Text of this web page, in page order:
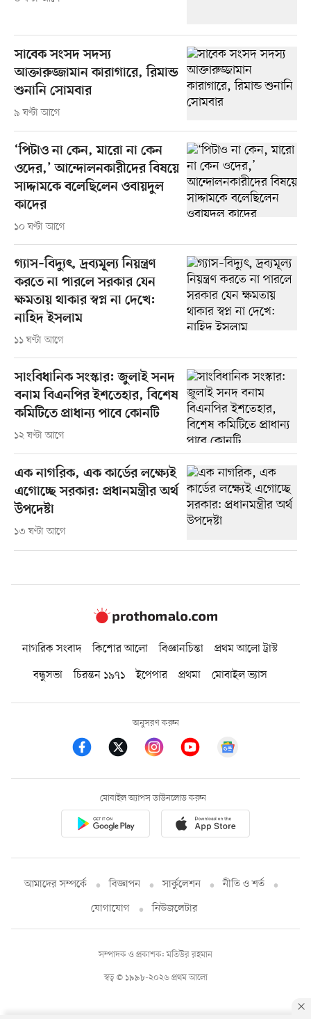
সাবেক সংসদ সদস্য
আক্তারুজ্জামান কারাগারে, রিমান্ড
শুনানি সোমবার
৯ ঘণ্টা আগে
‘পিটাও না কেন, মারো না কেন
ওদের,’ আন্দোলনকারীদের বিষয়ে
সাদ্দামকে বলেছিলেন ওবায়দুল
কাদের
১০ ঘণ্টা আগে
গ্যাস–বিদ্যুৎ, দ্রব্যমূল্য নিয়ন্ত্রণ
করতে না পারলে সরকার যেন
ক্ষমতায় থাকার স্বপ্ন না দেখে:
নাহিদ ইসলাম
১১ ঘণ্টা আগে
সাংবিধানিক সংস্কার: জুলাই সনদ
বনাম বিএনপির ইশতেহার, বিশেষ
কমিটিতে প্রাধান্য পাবে কোনটি
১২ ঘণ্টা আগে
এক নাগরিক, এক কার্ডের লক্ষ্যেই
এগোচ্ছে সরকার: প্রধানমন্ত্রীর অর্থ
উপদেষ্টা
১৩ ঘণ্টা আগে
নাগরিক সংবাদ কিশোর আলো বিজ্ঞানচিন্তা
প্রথম আলো ট্রাস্ট
বন্ধুসভা
চিরন্তন ১৯৭১ ইপেপার প্রথমা মোবাইল ভ্যাস
অনুসরণ করুন
মোবাইল অ্যাপস ডাউনলোড করুন
আমাদের সম্পর্কে বিজ্ঞাপন সার্কুলেশন
নীতি ও শর্ত
যোগাযোগ
নিউজলেটার
স্বত্ব © ১৯৯৮-২০২৬ প্রথম আলো
সম্পাদক ও প্রকাশক: মতিউর রহমান